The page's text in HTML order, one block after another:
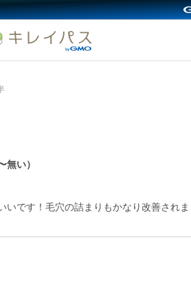
無い）
いです！毛穴の詰まりもかなり改善され